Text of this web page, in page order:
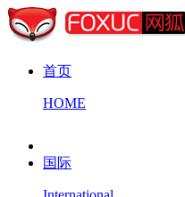
首页
HOME
国际